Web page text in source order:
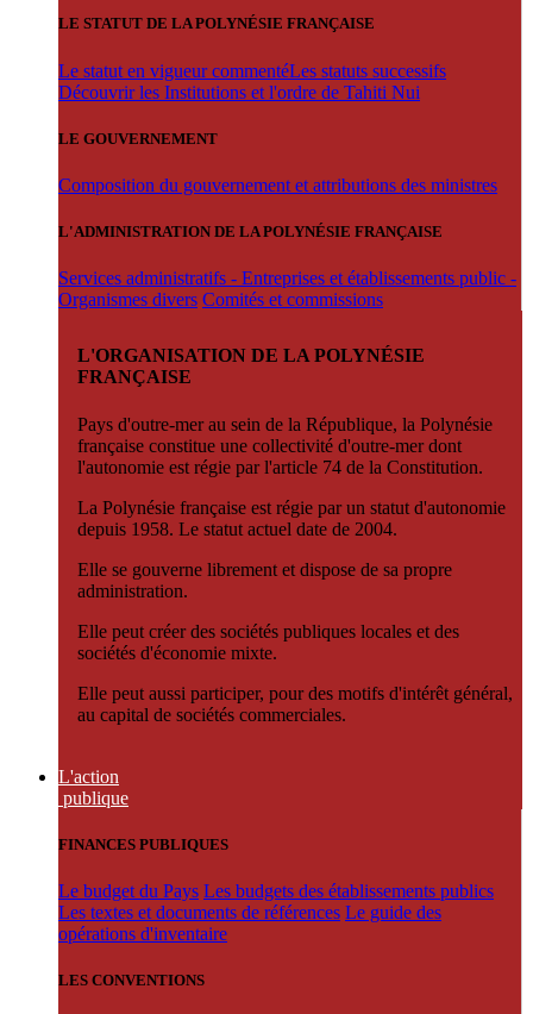
LE STATUT DE LA POLYNÉSIE FRANÇAISE
Le statut en vigueur commentéLes statuts successifs
Découvrir les Institutions et l'ordre de Tahiti Nui
LE GOUVERNEMENT
Composition du gouvernement et attributions des ministres
L'ADMINISTRATION DE LA POLYNÉSIE FRANÇAISE
Services administratifs - Entreprises et établissements public -
Organismes divers Comités et commissions
L'ORGANISATION DE LA POLYNÉSIE
FRANÇAISE
Pays d'outre-mer au sein de la République, la Polynésie
française constitue une collectivité d'outre-mer dont
l'autonomie est régie par l'article 74 de la Constitution.
La Polynésie française est régie par un statut d'autonomie
depuis 1958. Le statut actuel date de 2004.
Elle se gouverne librement et dispose de sa propre
administration.
Elle peut créer des sociétés publiques locales et des
sociétés d'économie mixte.
Elle peut aussi participer, pour des motifs d'intérêt général,
au capital de sociétés commerciales.
L'action
publique
FINANCES PUBLIQUES
Le budget du Pays Les budgets des établissements publics
Les textes et documents de références Le guide des
opérations d'inventaire
LES CONVENTIONS